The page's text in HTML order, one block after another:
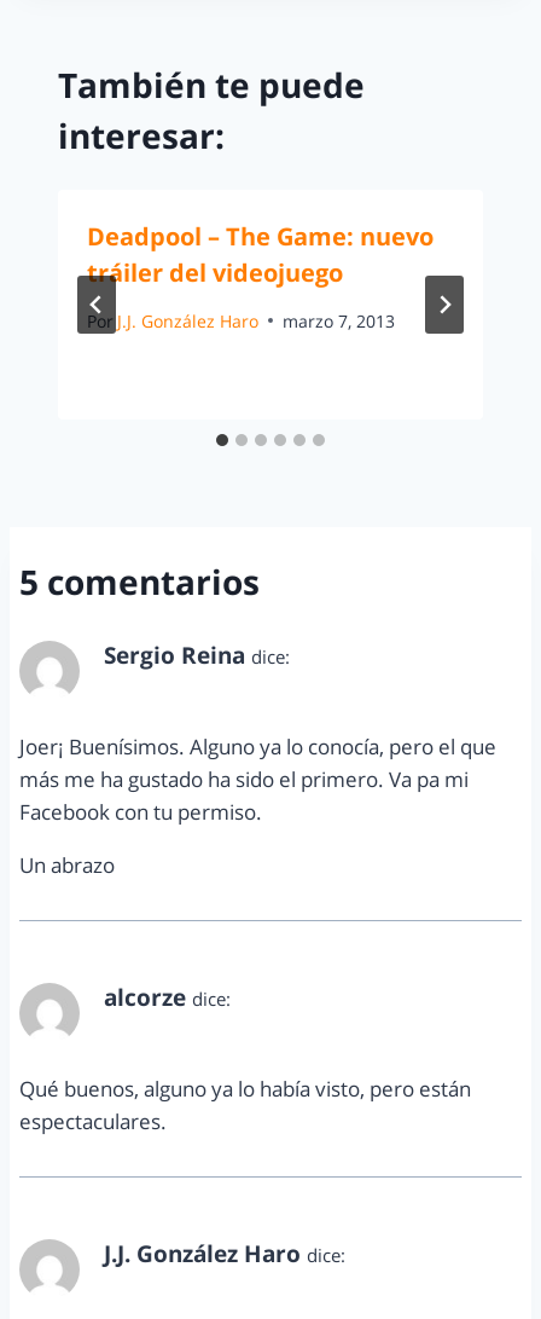
También te puede
interesar:
Deadpool – The Game: nuevo
tráiler del videojuego
Por J.J. González Haro marzo 7, 2013
5 comentarios
Sergio Reina dice:
Joer¡ Buenísimos. Alguno ya lo conocía, pero el que
más me ha gustado ha sido el primero. Va pa mi
Facebook con tu permiso.
Un abrazo
alcorze dice:
Qué buenos, alguno ya lo había visto, pero están
espectaculares.
J.J. González Haro dice: